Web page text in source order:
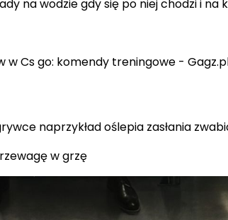
na wodzie gdy się po niej chodzi i na
naprzykład oślepia zasłania
w grzę